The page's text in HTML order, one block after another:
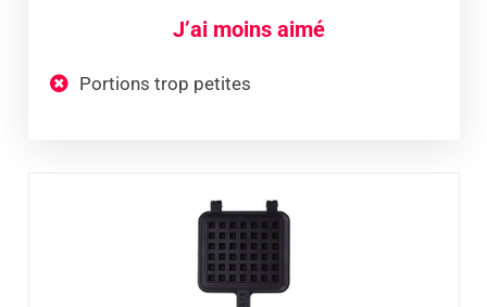
J’ai moins aimé
Portions trop petites